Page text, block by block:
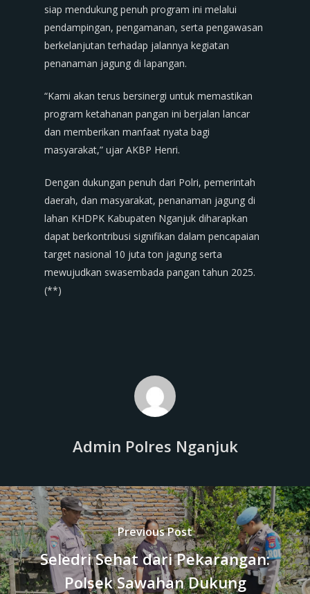
siap mendukung penuh program ini melalui
pendampingan, pengamanan, serta pengawasan
berkelanjutan terhadap jalannya kegiatan
penanaman jagung di lapangan.
“Kami akan terus bersinergi untuk memastikan
program ketahanan pangan ini berjalan lancar
dan memberikan manfaat nyata bagi
masyarakat,” ujar AKBP Henri.
Dengan dukungan penuh dari Polri, pemerintah
daerah, dan masyarakat, penanaman jagung di
lahan KHDPK Kabupaten Nganjuk diharapkan
dapat berkontribusi signifikan dalam pencapaian
target nasional 10 juta ton jagung serta
mewujudkan swasembada pangan tahun 2025.
(**)
Admin Polres Nganjuk
Previous Post
Seledri Sehat dari Pekarangan:
Polsek Sawahan Dukung